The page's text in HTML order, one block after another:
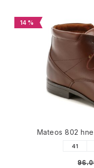
14 %
Mateos 802
41